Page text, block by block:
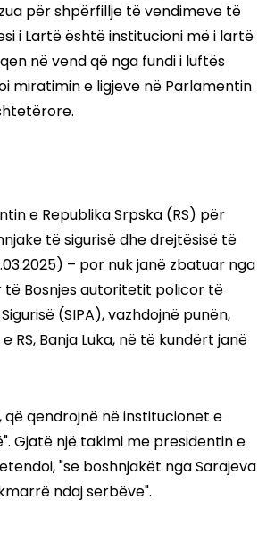
për shpërfillje të vendimeve të
i Lartë është institucioni më i lartë
në vend që nga fundi i luftës
miratimin e ligjeve në Parlamentin
e Republika Srpska (RS) për
të sigurisë dhe drejtësisë të
– por nuk janë zbatuar nga
Bosnjes autoritetit policor të
(SIPA), vazhdojnë punën,
Banja Luka, në të kundërt janë
që qendrojnë në institucionet e
Gjatë një takimi me presidentin e
"se boshnjakët nga Sarajeva
ndaj serbëve".